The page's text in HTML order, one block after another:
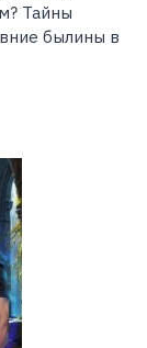
Тайны
былины в